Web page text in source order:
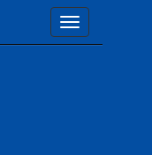
Toggle